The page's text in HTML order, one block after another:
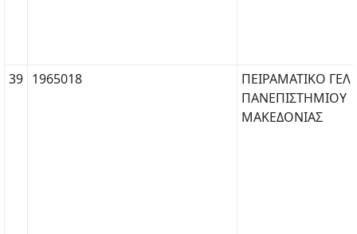
39 1965018
ΠΕΙΡΑΜΑΤΙΚΟ ΓΕΛ
ΠΑΝΕΠΙΣΤΗΜΙΟΥ
ΜΑΚΕΔΟΝΙΑΣ